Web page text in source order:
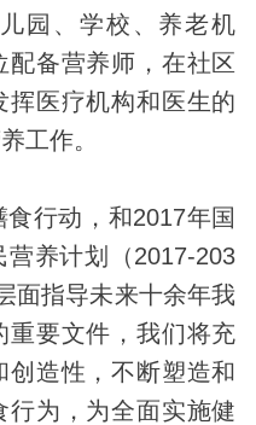
园、学校、养老机
配备营养师，在社区
挥医疗机构和医生的
工作。
行动，和2017年国
养计划（2017-203
面指导未来十余年我
重要文件，我们将充
创造性，不断塑造和
行为，为全面实施健